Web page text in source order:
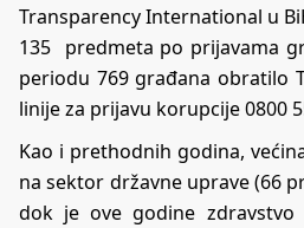
Transparency International u
135 predmeta po prijavama
periodu 769 građana obratilo
linije za prijavu korupcije 0800
Kao i prethodnih godina,
na sektor državne uprave (66
dok je ove godine zdravstvo